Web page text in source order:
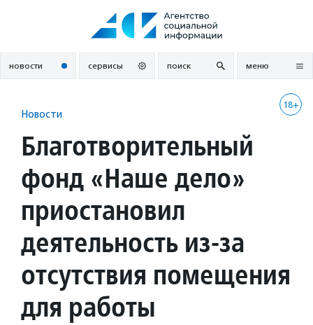
новости сервисы поиск меню
18+
Новости
Благотворительный
фонд «Наше дело»
приостановил
деятельность из-за
отсутствия помещения
для работы